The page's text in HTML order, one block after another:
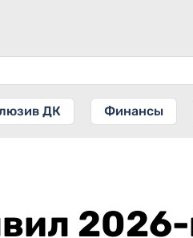
ДК Финансы